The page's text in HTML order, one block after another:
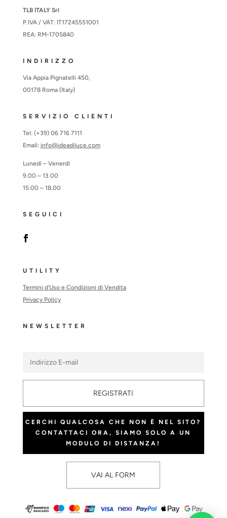
TLB ITALY Srl
P.IVA / VAT: IT17245551001
REA: RM-1705840
INDIRIZZO
Via Appia Pignatelli 450,
00178 Roma (Italy)
SERVIZIO CLIENTI
Tel: (+39) 06 716 7111
Email: info@ideadiluce.com
Lunedì – Venerdì
9.00 – 13.00
15.00 – 18.00
SEGUICI
UTILITY
Termini d’Uso e Condizioni di Vendita
Privacy Policy
NEWSLETTER
REGISTRATI
CERCHI QUALCOSA CHE NON È NEL SITO?
CONTATTACI ORA, SIAMO SOLO A UN
MODULO DI DISTANZA!
VAI AL FORM